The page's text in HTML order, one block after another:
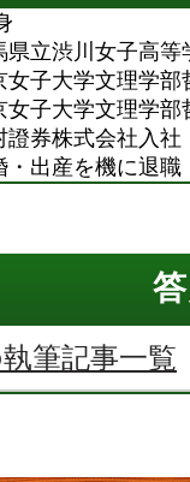
県立渋川女子高等
女子大学文理学部
女子大学文理学部
證券株式会社入社
・出産を機に退職
筆記事一覧